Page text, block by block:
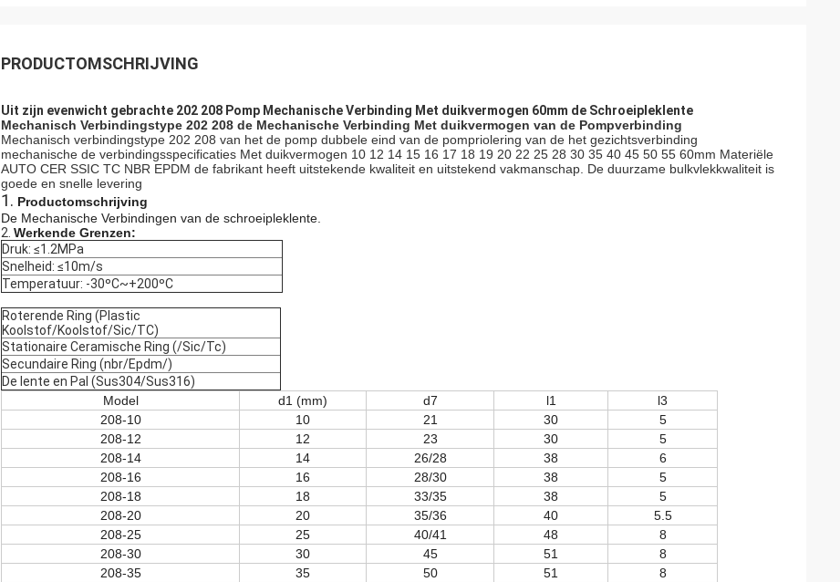
PRODUCTOMSCHRIJVING
Uit zijn evenwicht gebrachte 202 208 Pomp Mechanische Verbinding Met duikvermogen 60mm de Schroeipleklente
Mechanisch Verbindingstype 202 208 de Mechanische Verbinding Met duikvermogen van de Pompverbinding
Mechanisch verbindingstype 202 208 van het de pomp dubbele eind van de pompriolering van de het gezichtsverbinding
mechanische de verbindingsspecificaties Met duikvermogen 10 12 14 15 16 17 18 19 20 22 25 28 30 35 40 45 50 55 60mm Materiële
AUTO CER SSIC TC NBR EPDM de fabrikant heeft uitstekende kwaliteit en uitstekend vakmanschap. De duurzame bulkvlekkwaliteit is
goede en snelle levering
1. Productomschrijving
De Mechanische Verbindingen van de schroeipleklente.
2. Werkende Grenzen:
Druk: ≤1.2MPa
Snelheid: ≤10m/s
Temperatuur: -30ºC~+200ºC
Roterende Ring (Plastic
Koolstof/Koolstof/Sic/TC)
Stationaire Ceramische Ring (/Sic/Tc)
Secundaire Ring (nbr/Epdm/)
De lente en Pal (Sus304/Sus316)
Model
d1 (mm) d7 l1
l3
208-10
10 21 30
5
208-12
12 23 30
5
208-14
14 26/28 38
6
208-16
16 28/30 38
5
208-18
18 33/35 38
5
208-20
20 35/36 40
5.5
208-25
25 40/41 48
8
208-30
30 45 51
8
208-35
35 50 51
8